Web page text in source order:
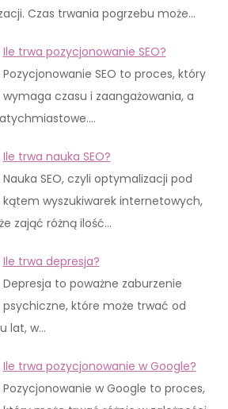
Czas trwania pogrzebu może…
Ile trwa pozycjonowanie SEO?
Pozycjonowanie SEO to proces, który
wymaga czasu i zaangażowania, a
Ile trwa nauka SEO?
Nauka SEO, czyli optymalizacji pod
kątem wyszukiwarek internetowych,
zająć różną ilość…
Ile trwa depresja?
Depresja to poważne zaburzenie
psychiczne, które może trwać od
lat, w…
Ile trwa pozycjonowanie w Google?
Pozycjonowanie w Google to proces,